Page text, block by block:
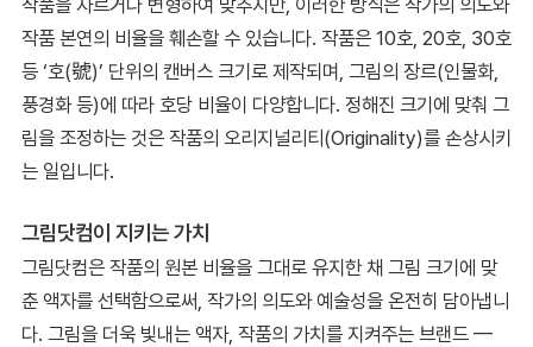
작품을 자르거나 변형하여 맞추지만, 이러한 방식은 작가의 의도와
작품 본연의 비율을 훼손할 수 있습니다. 작품은 10호, 20호, 30호
등 ‘호(號)’ 단위의 캔버스 크기로 제작되며, 그림의 장르(인물화,
풍경화 등)에 따라 호당 비율이 다양합니다. 정해진 크기에 맞춰 그
림을 조정하는 것은 작품의 오리지널리티(Originality)를 손상시키
는 일입니다.
그림닷컴이 지키는 가치
그림닷컴은 작품의 원본 비율을 그대로 유지한 채 그림 크기에 맞
춘 액자를 선택함으로써, 작가의 의도와 예술성을 온전히 담아냅니
다. 그림을 더욱 빛내는 액자, 작품의 가치를 지켜주는 브랜드 —